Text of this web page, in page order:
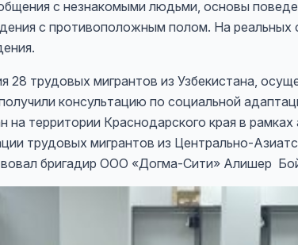
с незнакомыми людьми, основы
с противоположным полом. На реальных
28 трудовых мигрантов из Узбекистана,
консультацию по социальной
на территории Краснодарского края в
трудовых мигрантов из Центрально-
бригадир ООО «Догма-Сити» Алишер